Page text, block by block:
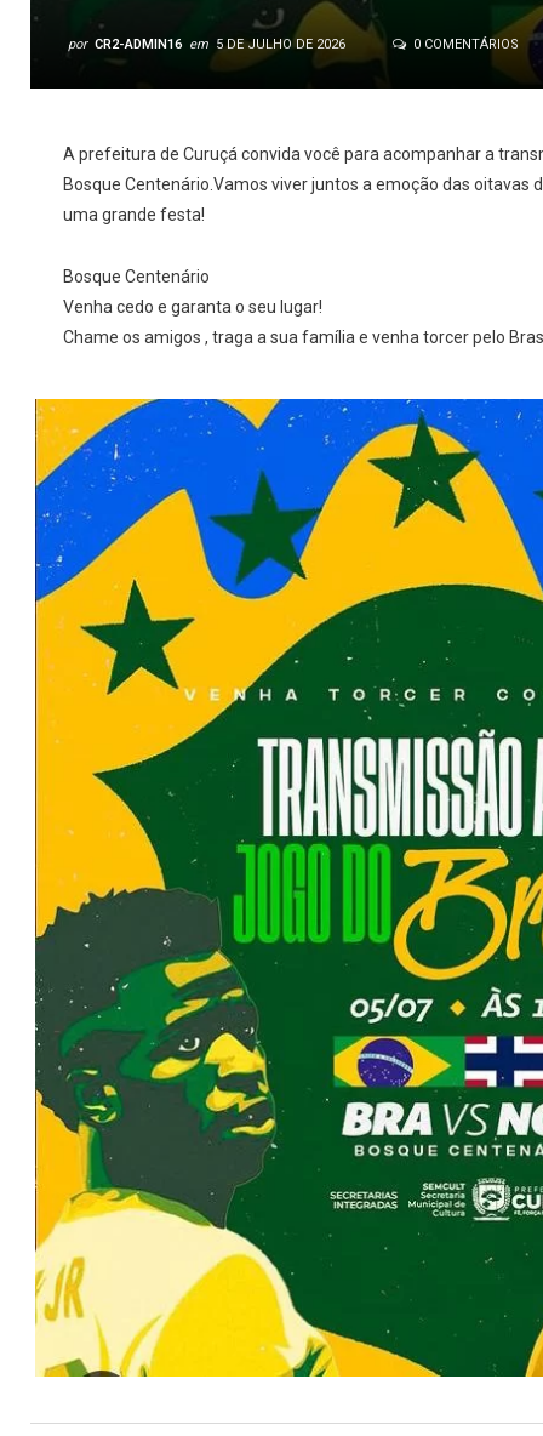
por CR2-ADMIN16 em 5 DE JULHO DE 2026 0 COMENTÁRIOS
A prefeitura de Curuçá convida você para acompanhar a
Bosque Centenário.Vamos viver juntos a emoção das
uma grande festa!
Bosque Centenário
Venha cedo e garanta o seu lugar!
Chame os amigos , traga a sua família e venha torcer pelo